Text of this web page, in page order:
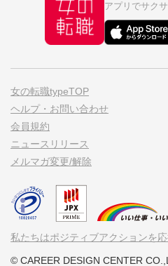
アプリでサク
女の転職typeTOP
ヘルプ・お問い合わせ
会員規約
ニュースリリース
メルマガ変更/解除
私たちはポジティブアクションを
© CAREER DESIGN CENTER